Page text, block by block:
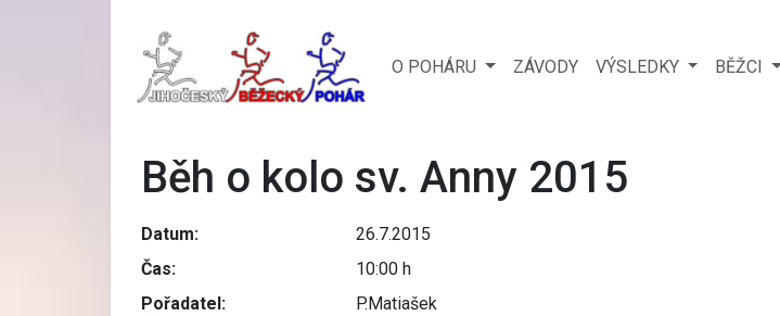
O POHÁRU ZÁVODY VÝSLEDKY BĚŽCI
Běh o kolo sv. Anny 2015
Datum:
26.7.2015
Čas:
10:00 h
Pořadatel:
P.Matiašek